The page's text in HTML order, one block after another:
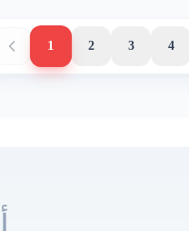
1 2 3 4